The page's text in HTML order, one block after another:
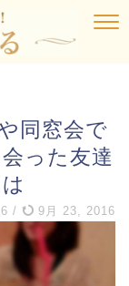
同窓会で
った友達
/ 9月 23, 2016